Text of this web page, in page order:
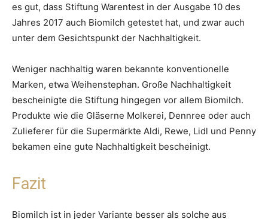
es gut, dass Stiftung Warentest in der Ausgabe 10 des
Jahres 2017 auch Biomilch getestet hat, und zwar auch
unter dem Gesichtspunkt der Nachhaltigkeit.
Weniger nachhaltig waren bekannte konventionelle
Marken, etwa Weihenstephan. Große Nachhaltigkeit
bescheinigte die Stiftung hingegen vor allem Biomilch.
Produkte wie die Gläserne Molkerei, Dennree oder auch
Zulieferer für die Supermärkte Aldi, Rewe, Lidl und Penny
bekamen eine gute Nachhaltigkeit bescheinigt.
Fazit
Biomilch ist in jeder Variante besser als solche aus